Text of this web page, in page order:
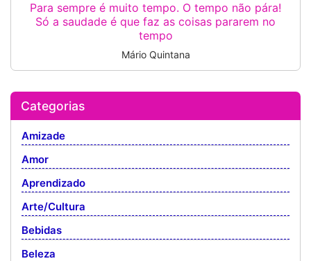
Para sempre é muito tempo. O tempo não pára!
Só a saudade é que faz as coisas pararem no
tempo
Mário Quintana
Categorias
Amizade
Amor
Aprendizado
Arte/Cultura
Bebidas
Beleza